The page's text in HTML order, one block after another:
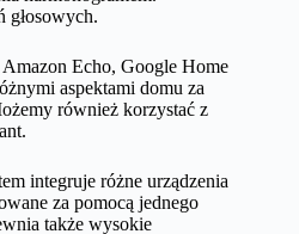
głosowych.
Echo, Google Home
aspektami domu za
również korzystać z
integruje różne urządzenia
za pomocą jednego
także wysokie